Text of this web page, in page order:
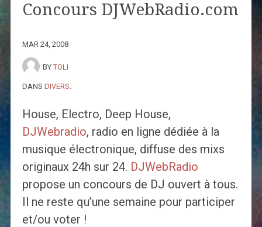
Concours DJWebRadio.com
MAR 24, 2008
BY TOLI
DANS DIVERS
House, Electro, Deep House,
DJWebradio, radio en ligne dédiée à la
musique électronique, diffuse des mixs
originaux 24h sur 24. DJWebRadio
propose un concours de DJ ouvert à tous.
Il ne reste qu’une semaine pour participer
et/ou voter !